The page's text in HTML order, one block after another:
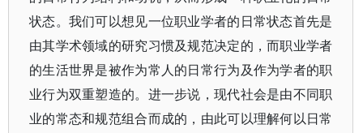
状态。我们可以想见一位职业学者的日常状态首先是
由其学术领域的研究习惯及规范决定的，而职业学者
的生活世界是被作为常人的日常行为及作为学者的职
业行为双重塑造的。进一步说，现代社会是由不同职
业的常态和规范组合而成的，由此可以理解何以日常